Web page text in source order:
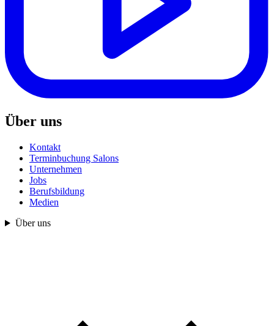
Über uns
Kontakt
Terminbuchung Salons
Unternehmen
Jobs
Berufsbildung
Medien
Über uns